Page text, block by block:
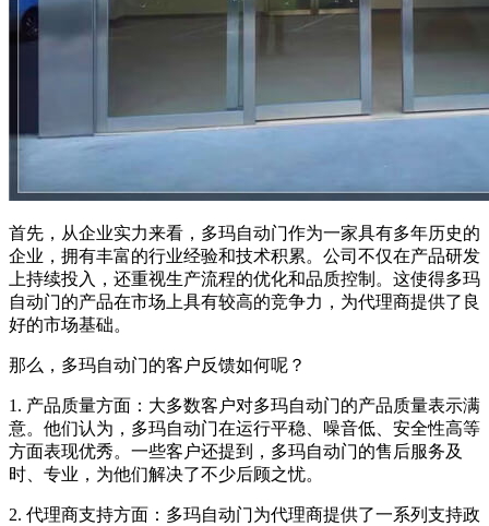
首先，从企业实力来看，多玛自动门作为一家具有多年历史的
企业，拥有丰富的行业经验和技术积累。公司不仅在产品研发
上持续投入，还重视生产流程的优化和品质控制。这使得多玛
自动门的产品在市场上具有较高的竞争力，为代理商提供了良
好的市场基础。
那么，多玛自动门的客户反馈如何呢？
1. 产品质量方面：大多数客户对多玛自动门的产品质量表示满
意。他们认为，多玛自动门在运行平稳、噪音低、安全性高等
方面表现优秀。一些客户还提到，多玛自动门的售后服务及
时、专业，为他们解决了不少后顾之忧。
2. 代理商支持方面：多玛自动门为代理商提供了一系列支持政